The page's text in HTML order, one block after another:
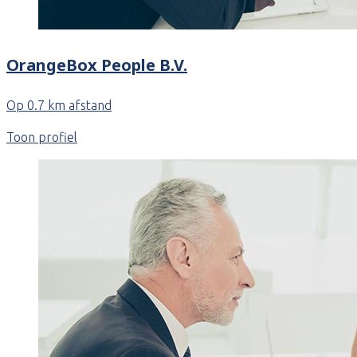
OrangeBox People B.V.
Op 0.7 km afstand
Toon profiel